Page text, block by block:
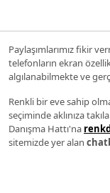
Paylaşımlarımız fikir
telefonların ekran
algılanabilmekte ve
Renkli bir eve sahip
seçiminde aklınıza
Danışma Hattı'na
sitemizde yer alan